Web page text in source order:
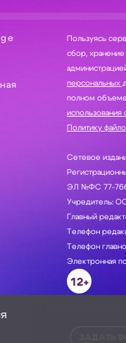
Пользуясь
сбор, хранение и обработку ваших персональных данных
персональных
полном объеме
использования
Политику
Сетевое
ЭЛ №ФС 77-
Учредитель:
Главный
Телефон
Телефон
Электронная
12+